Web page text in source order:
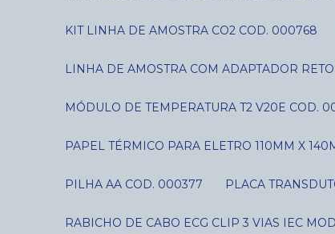
KIT LINHA DE AMOSTRA CO2 COD. 000768
LINHA DE AMOSTRA COM ADAPTADOR
MÓDULO DE TEMPERATURA T2 V20E COD.
PAPEL TÉRMICO PARA ELETRO 110MM X
PILHA AA COD. 000377 PLACA
RABICHO DE CABO ECG CLIP 3 VIAS IEC